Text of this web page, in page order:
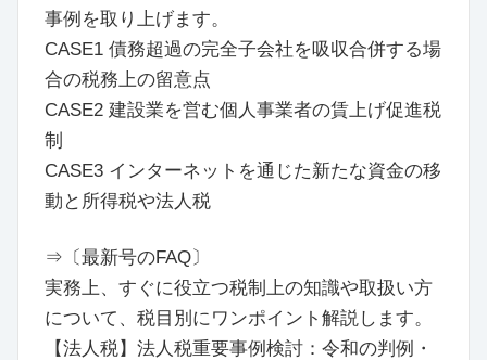
事例を取り上げます。
CASE1 債務超過の完全子会社を吸収合併する場
合の税務上の留意点
CASE2 建設業を営む個人事業者の賃上げ促進税
制
CASE3 インターネットを通じた新たな資金の移
動と所得税や法人税
⇒〔最新号のFAQ〕
実務上、すぐに役立つ税制上の知識や取扱い方
について、税目別にワンポイント解説します。
【法人税】法人税重要事例検討：令和の判例・